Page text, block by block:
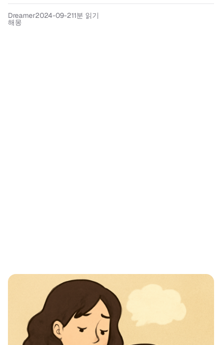
Dreamer2024-09-211분 읽기
해몽